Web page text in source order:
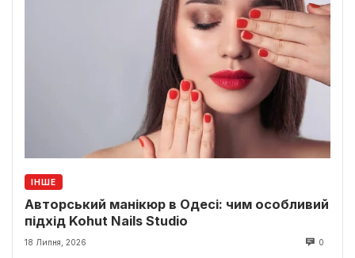
ІНШЕ
Авторський манікюр в Одесі: чим особливий
підхід Kohut Nails Studio
18 Липня, 2026 0